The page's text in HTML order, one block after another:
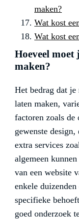
maken?
Wat kost
Wat kost
Hoeveel moet
maken?
Het bedrag dat je
laten maken,
factoren zoals
gewenste
extra services
algemeen
van een website
enkele
specifieke
goed onderzoek